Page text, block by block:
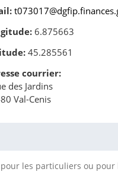
6.875663
45.285561
courrier:
des Jardins
Val-Cenis
les particuliers ou